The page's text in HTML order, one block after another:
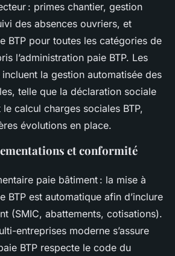
: primes chantier, gestion
des absences ouvriers, et
BTP pour toutes les catégories de
l’administration paie BTP. Les
la gestion automatisée des
telle que la déclaration sociale
le calcul charges sociales BTP,
évolutions en place.
et conformité
paie bâtiment : la mise à
BTP est automatique afin d’inclure
(SMIC, abattements, cotisations).
entreprises moderne s’assure
BTP respecte le code du